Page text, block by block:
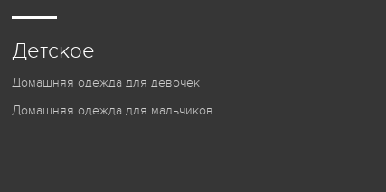
Детское
Домашняя одежда для девочек
Домашняя одежда для мальчиков